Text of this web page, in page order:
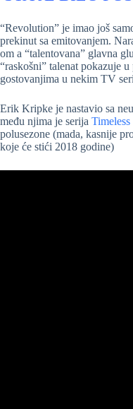
“Revolution” je imao još
prekinut sa emitovanjem.
om a “talentovana” glavna
“raskošni” talenat pokazuje
gostovanjima u nekim TV
Erik Kripke je nastavio sa
među njima je serija Timeless
polusezone (mada, kasnije
koje će stići 2018 godine)